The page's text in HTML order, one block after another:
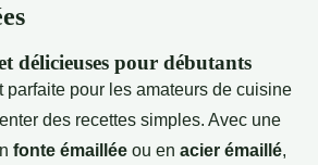
délicieuses pour débutants
parfaite pour les amateurs de cuisine
des recettes simples. Avec une
fonte émaillée ou en acier émaillé,